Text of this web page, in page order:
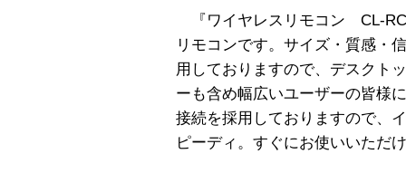
『ワイヤレスリモコン CL-
リモコンです。サイズ・質感・
用しておりますので、デスクト
ーも含め幅広いユーザーの皆様
接続を採用しておりますので、
ピーディ。すぐにお使いいただ